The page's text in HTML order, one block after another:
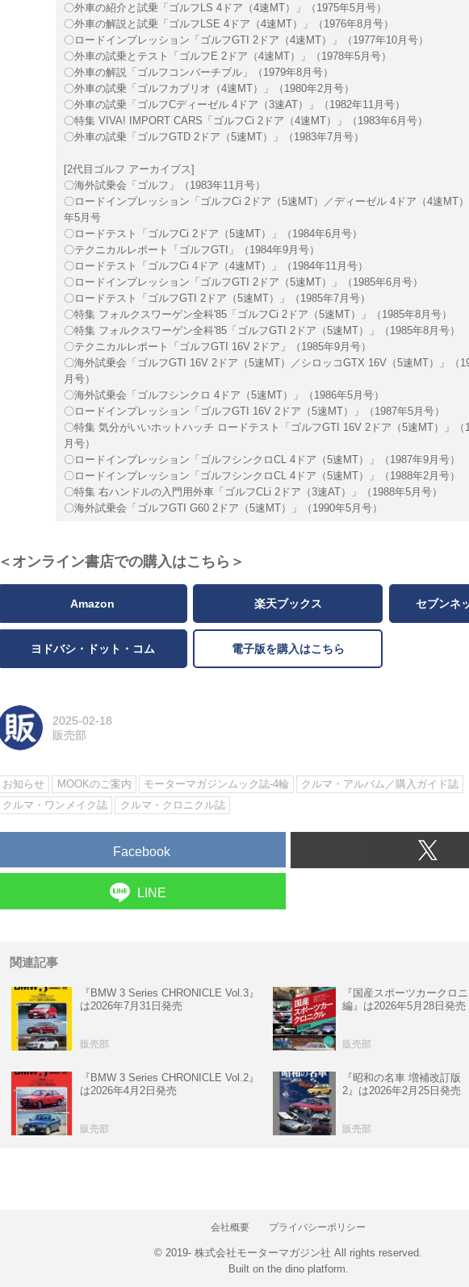
〇外車の紹介と試乗「ゴルフLS 4ドア（4速MT）」（1975年5月号）
〇外車の解説と試乗「ゴルフLSE 4ドア（4速MT）」（1976年8月号）
〇ロードインプレッション「ゴルフGTI 2ドア（4速MT）」（1977年10月号）
〇外車の試乗とテスト「ゴルフE 2ドア（4速MT）」（1978年5月号）
〇外車の解説「ゴルフコンバーチブル」（1979年8月号）
〇外車の試乗「ゴルフカブリオ（4速MT）」（1980年2月号）
〇外車の試乗「ゴルフCディーゼル 4ドア（3速AT）」（1982年11月号）
〇特集 VIVA! IMPORT CARS「ゴルフCi 2ドア（4速MT）」（1983年6月号）
〇外車の試乗「ゴルフGTD 2ドア（5速MT）」（1983年7月号）
[2代目ゴルフ アーカイブス]
〇海外試乗会「ゴルフ」（1983年11月号）
〇ロードインプレッション「ゴルフCi 2ドア（5速MT）／ディーゼル 4ドア（4速MT
年5月号
〇ロードテスト「ゴルフCi 2ドア（5速MT）」（1984年6月号）
〇テクニカルレポート「ゴルフGTI」（1984年9月号）
〇ロードテスト「ゴルフCi 4ドア（4速MT）」（1984年11月号）
〇ロードインプレッション「ゴルフGTI 2ドア（5速MT）」（1985年6月号）
〇ロードテスト「ゴルフGTI 2ドア（5速MT）」（1985年7月号）
〇特集 フォルクスワーゲン全科'85「ゴルフCi 2ドア（5速MT）」（1985年8月号）
〇特集 フォルクスワーゲン全科'85「ゴルフGTI 2ドア（5速MT）」（1985年8月号）
〇テクニカルレポート「ゴルフGTI 16V 2ドア」（1985年9月号）
〇海外試乗会「ゴルフGTI 16V 2ドア（5速MT）／シロッコGTX 16V（5速MT）」（
月号）
〇海外試乗会「ゴルフシンクロ 4ドア（5速MT）」（1986年5月号）
〇ロードインプレッション「ゴルフGTI 16V 2ドア（5速MT）」（1987年5月号）
〇特集 気分がいいホットハッチ ロードテスト「ゴルフGTI 16V 2ドア（5速MT）」（
月号）
〇ロードインプレッション「ゴルフシンクロCL 4ドア（5速MT）」（1987年9月号）
〇ロードインプレッション「ゴルフシンクロCL 4ドア（5速MT）」（1988年2月号）
〇特集 右ハンドルの入門用外車「ゴルフCLi 2ドア（3速AT）」（1988年5月号）
〇海外試乗会「ゴルフGTI G60 2ドア（5速MT）」（1990年5月号）
＜オンライン書店での購入はこちら＞
Amazon 楽天ブックス セブンネ
ヨドバシ・ドット・コム 電子版を購入はこちら
2025-02-18
販売部
お知らせ MOOKのご案内 モーターマガジンムック誌-4輪
クルマ・アルバム／購入ガイド誌
クルマ・ワンメイク誌
クルマ・クロニクル誌
Facebook
LINE
関連記事
『BMW 3 Series CHRONICLE Vol.3』
は2026年7月31日発売
販売部
『国産スポーツカークロ
編』は2026年5月28日発売
販売部
『BMW 3 Series CHRONICLE Vol.2』
は2026年4月2日発売
販売部
『昭和の名車 増補改訂
2』は2026年2月25日発売
販売部
会社概要 プライバシーポリシー
© 2019- 株式会社モーターマガジン社 All rights reserved.
Built on the dino platform.